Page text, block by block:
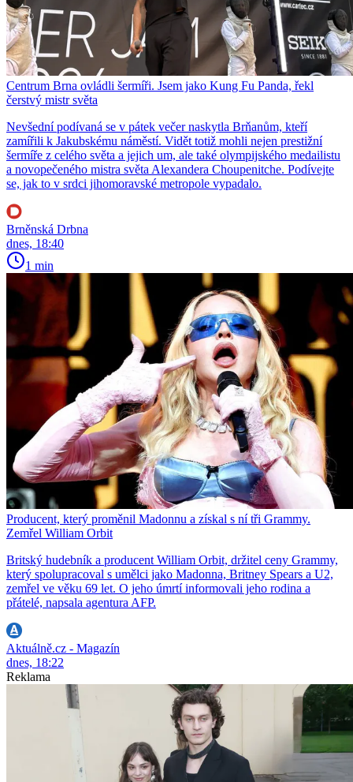
Centrum Brna ovládli šermíři. Jsem jako Kung Fu Panda, řekl
čerstvý mistr světa
Nevšední podívaná se v pátek večer naskytla Brňanům, kteří
zamířili k Jakubskému náměstí. Vidět totiž mohli nejen prestižní
šermíře z celého světa a jejich um, ale také olympijského medailistu
a novopečeného mistra světa Alexandera Choupenitche. Podívejte
se, jak to v srdci jihomoravské metropole vypadalo.
Brněnská Drbna
dnes, 18:40
1 min
Producent, který proměnil Madonnu a získal s ní tři Grammy.
Zemřel William Orbit
Britský hudebník a producent William Orbit, držitel ceny Grammy,
který spolupracoval s umělci jako Madonna, Britney Spears a U2,
zemřel ve věku 69 let. O jeho úmrtí informovali jeho rodina a
přátelé, napsala agentura AFP.
Aktuálně.cz - Magazín
dnes, 18:22
Reklama